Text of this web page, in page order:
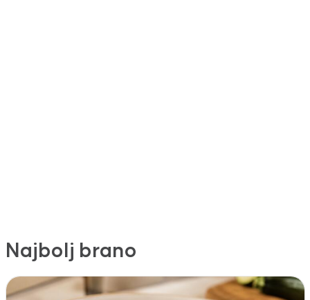
Najbolj brano